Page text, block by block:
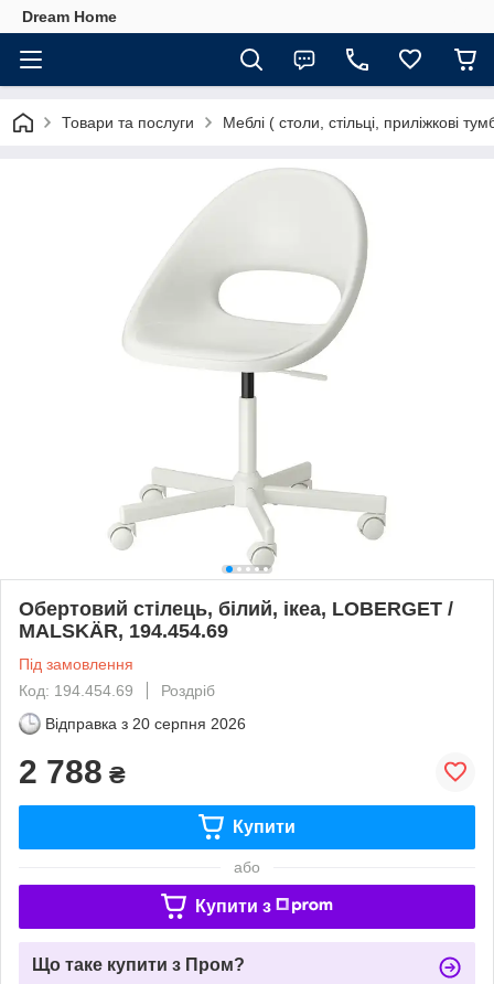
Dream Home
Товари та послуги Меблі ( столи, стільці, приліжкові
Обертовий стілець, білий, ікеа, LOBERGET /
MALSKÄR, 194.454.69
Під замовлення
Код: 194.454.69
Роздріб
Відправка з 20 серпня 2026
2 788 ₴
Купити
або
Купити з
Що таке купити з Пром?